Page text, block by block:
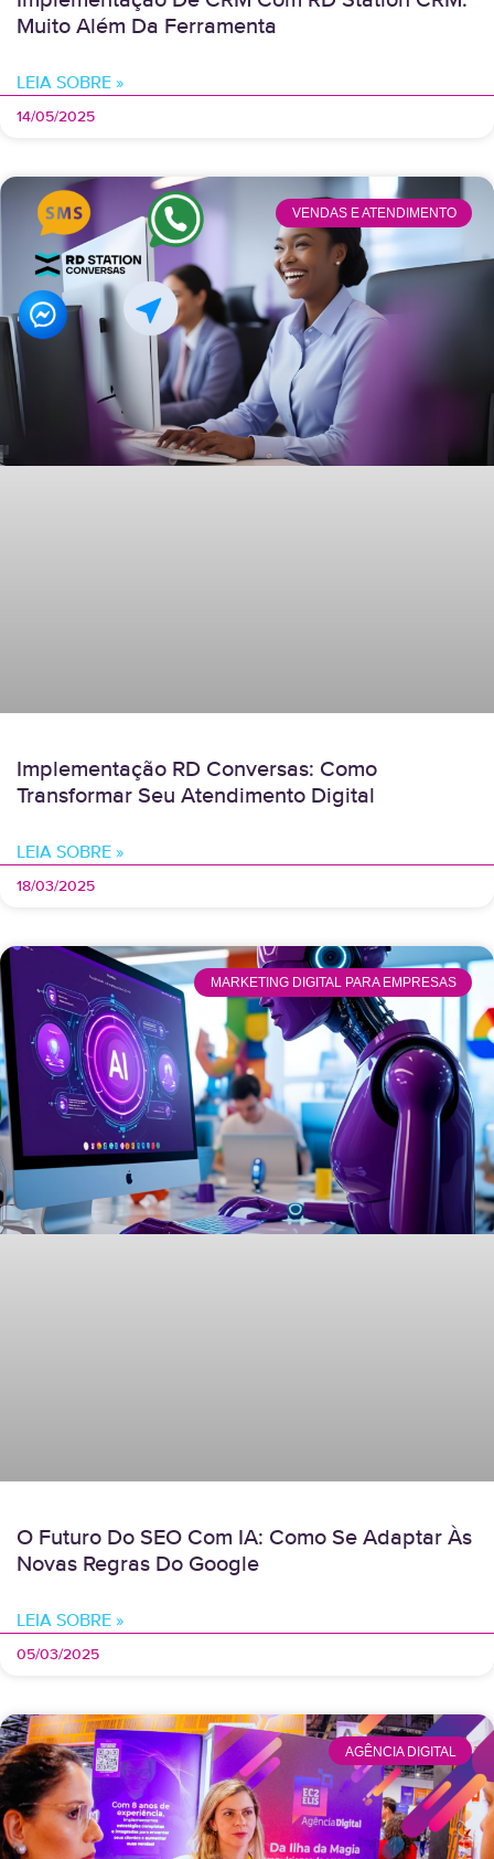
Muito Além Da Ferramenta
LEIA SOBRE »
14/05/2025
VENDAS E ATENDIMENTO
Implementação RD Conversas: Como
Transformar Seu Atendimento Digital
LEIA SOBRE »
18/03/2025
MARKETING DIGITAL PARA EMPRESAS
O Futuro Do SEO Com IA: Como Se Adaptar Às
Novas Regras Do Google
LEIA SOBRE »
05/03/2025
AGÊNCIA DIGITAL